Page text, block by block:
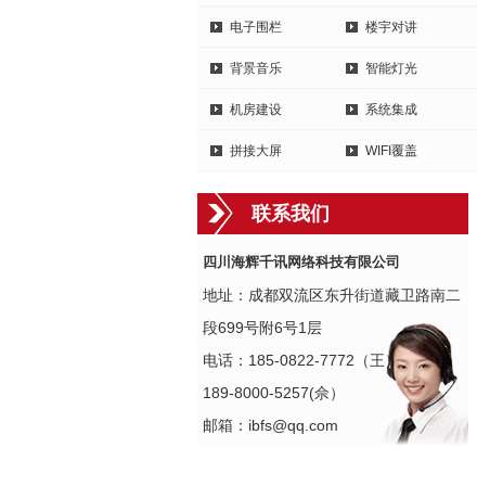
电子围栏 楼宇对讲
背景音乐 智能灯光
机房建设 系统集成
拼接大屏 WIFI覆盖
联系我们
四川海辉千讯网络科技有限公司
地址：成都双流区东升街道藏卫路南二
段699号附6号1层
电话：185-0822-7772（王）
189-8000-5257(佘）
邮箱：ibfs@qq.com